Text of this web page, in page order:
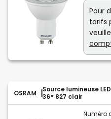
Pour
tarifs
OSRAM
Source lumineuse
36° 827 clair
Numéro